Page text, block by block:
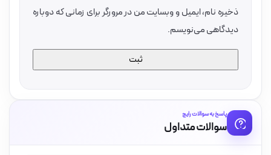
ذخیره نام، ایمیل و وبسایت من در مرورگر برای زمانی که دوباره
دیدگاهی می‌نویسم.
پاسخ به سوالات رایج
سوالات متداول